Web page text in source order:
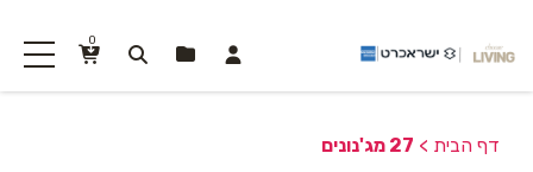
0
דף הבית > 27 מג'נונים